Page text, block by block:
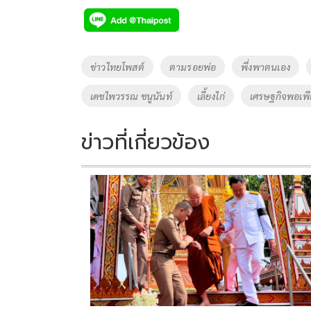
e
b
o
o
k
tt
er
p
y
Li
n
k
Tags
ข่าวไทยโพสต์ ตามรอยพ่อ พึ่งพาตนเอง
เดชไพวรรณ ชนูนันท์ เลี้ยงไก่ เศรษฐกิจพอเพี
ข่าวที่เกี่ยวข้อง